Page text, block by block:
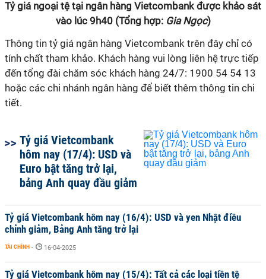
Tỷ giá ngoại tệ tại ngân hàng Vietcombank được khảo sát
vào lúc 9h40 (Tổng hợp: Gia Ngọc)
Thông tin tỷ giá ngân hàng Vietcombank trên đây chỉ có
tính chất tham khảo. Khách hàng vui lòng liên hệ trực tiếp
đến tổng đài chăm sóc khách hàng 24/7: 1900 54 54 13
hoặc các chi nhánh ngân hàng để biết thêm thông tin chi
tiết.
Tỷ giá Vietcombank
hôm nay (17/4): USD và
Euro bật tăng trở lại,
bảng Anh quay đầu giảm
Tỷ giá Vietcombank hôm nay (16/4): USD và yen Nhật điều
chỉnh giảm, Bảng Anh tăng trở lại
TÀI CHÍNH - 16-04-2025
Tỷ giá Vietcombank hôm nay (15/4): Tất cả các loại tiền tệ